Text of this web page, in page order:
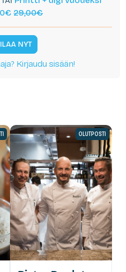
29,00€
NYT
Kirjaudu sisään!
OLUTPOSTI